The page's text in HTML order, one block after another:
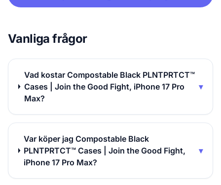
Vanliga frågor
Vad kostar Compostable Black PLNTPRTCT™
Cases | Join the Good Fight, iPhone 17 Pro
Max?
▾
Var köper jag Compostable Black
PLNTPRTCT™ Cases | Join the Good Fight,
iPhone 17 Pro Max?
▾